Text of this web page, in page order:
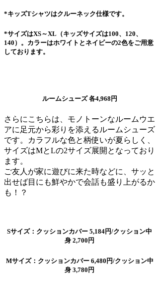
*キッズTシャツはクルーネック仕様です。
*サイズはXS～XL（キッズサイズは100、120、
140）。カラーはホワイトとネイビーの2色をご用意
しております。
ルームシューズ 各4,968円
さらにこちらは、モノトーンなルームウエ
アに足元から彩りを添えるルームシューズ
です。カラフルな色と柄使いが夏らしく、
サイズはMとLの2サイズ展開となっており
ます。
ご友人が家に遊びに来た時などに、サッと
出せば目にも鮮やかで会話も盛り上がるか
も！？
Sサイズ：クッションカバー 5,184円/クッション中
身 2,700円
Mサイズ：クッションカバー 6,480円/クッション中
身 3,780円